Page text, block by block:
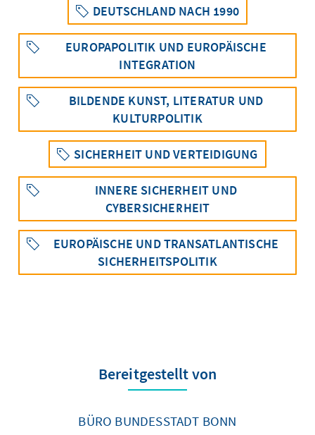
DEUTSCHLAND NACH 1990
EUROPAPOLITIK UND EUROPÄISCHE
INTEGRATION
BILDENDE KUNST, LITERATUR UND
KULTURPOLITIK
SICHERHEIT UND VERTEIDIGUNG
INNERE SICHERHEIT UND
CYBERSICHERHEIT
EUROPÄISCHE UND TRANSATLANTISCHE
SICHERHEITSPOLITIK
Bereitgestellt von
BÜRO BUNDESSTADT BONN